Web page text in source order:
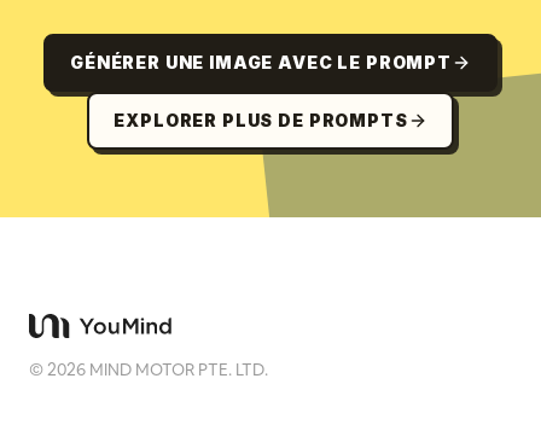
GÉNÉRER UNE IMAGE AVEC LE PROMPT
EXPLORER PLUS DE PROMPTS
©2026 MIND MOTOR PTE. LTD.